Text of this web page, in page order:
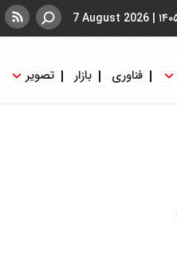
|
7 August 2026
فناوری بازار تصویر